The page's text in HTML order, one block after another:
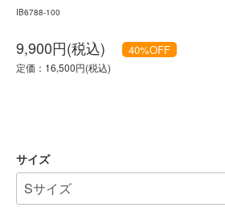
IB6788-100
9,900円(税込) 40%OFF
定価：16,500円(税込)
サイズ